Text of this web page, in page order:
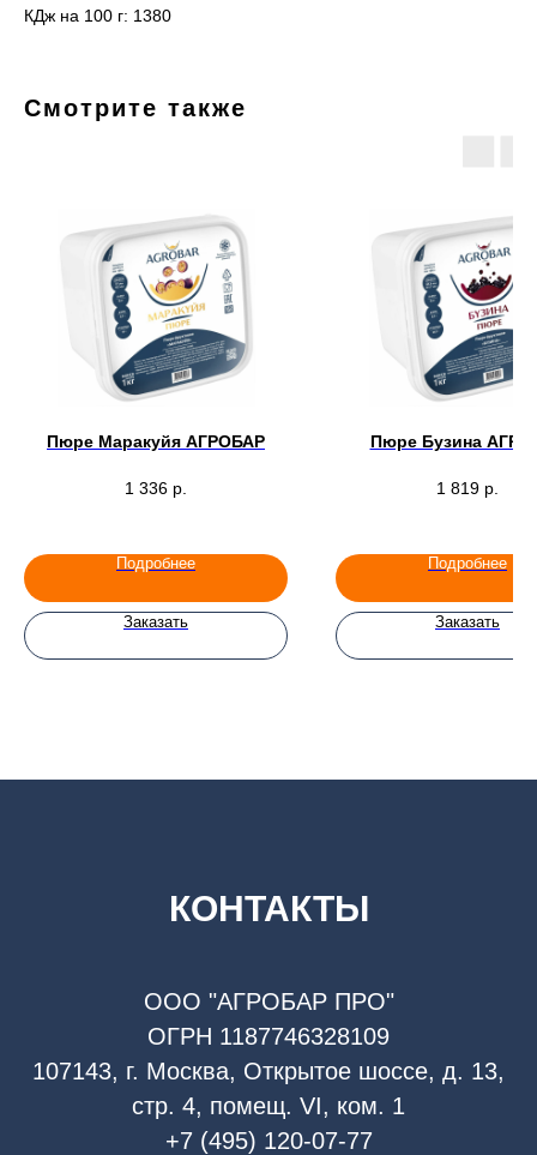
КДж на 100 г: 1380
Смотрите также
Пюре Маракуйя АГРОБАР
1 336 р.
Подробнее
Заказать
Пюре Бузина
1 819 р.
Подробнее
Заказать
КОНТАКТЫ
ООО "АГРОБАР ПРО"
ОГРН 1187746328109
107143, г. Москва, Открытое шоссе, д. 13,
стр. 4, помещ. VI, ком. 1
+7 (495) 120-07-77